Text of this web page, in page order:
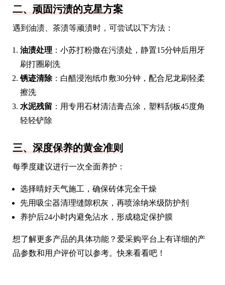
二、顽固污渍的克星方案
遇到油渍、茶渍等顽渍时，可尝试以下方法：
油渍处理 ：小苏打粉撒在污渍处，静置15分钟后用牙
刷打圈刷洗
锈迹清除：白醋浸泡纸巾敷30分钟，配合尼龙刷轻柔
擦洗
水泥残留 ：用专用石材清洁膏点涂，塑料刮板45度角
轻轻铲除
三、深度保养的黄金准则
每季度建议进行一次全面养护：
选择晴好天气施工，确保砖体完全干燥
先用吸尘器清理缝隙积灰，再喷涂纳米级防护剂
养护后24小时内避免沾水，形成稳定保护膜
想了解更多产品的具体功能？爱采购平台上有详细的产
品参数和用户评价可以参考。快来看看吧！